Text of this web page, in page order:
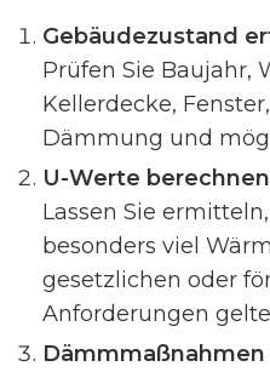
Gebäudezustand
Prüfen Sie Baujahr,
Kellerdecke,
Dämmung und
U-Werte
Lassen Sie
besonders viel
gesetzlichen oder
Anforderungen